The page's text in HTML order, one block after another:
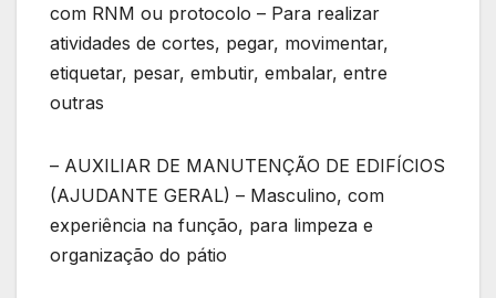
com RNM ou protocolo – Para realizar
atividades de cortes, pegar, movimentar,
etiquetar, pesar, embutir, embalar, entre
outras
– AUXILIAR DE MANUTENÇÃO DE EDIFÍCIOS
(AJUDANTE GERAL) – Masculino, com
experiência na função, para limpeza e
organização do pátio